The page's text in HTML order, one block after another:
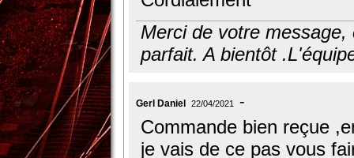
Merci de votre
parfait. A bientôt
Gerl Daniel 22/04/2021
Commande bien reçue
je vais de ce pas vous